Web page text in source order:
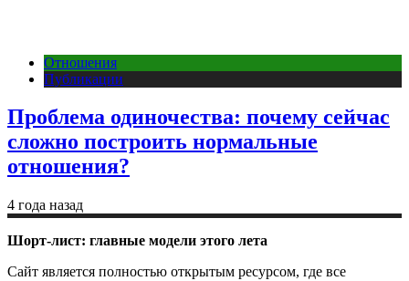
Отношения
Публикации
Проблема одиночества: почему сейчас
сложно построить нормальные
отношения?
4 года назад
Шорт-лист: главные модели этого лета
Сайт является полностью открытым ресурсом, где все